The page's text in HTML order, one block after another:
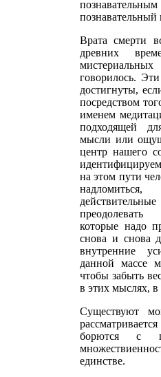
познавательный
Врата смерти
древних
говорилось.
достигнуты,
посредством
именем
подходящей
мысли или
центр нашего
на этом пути
преодолевать
которые надо
снова и снова
внутренние
данной массе
чтобы забыть
в этих мыслях,
Существуют
борются с
единстве.